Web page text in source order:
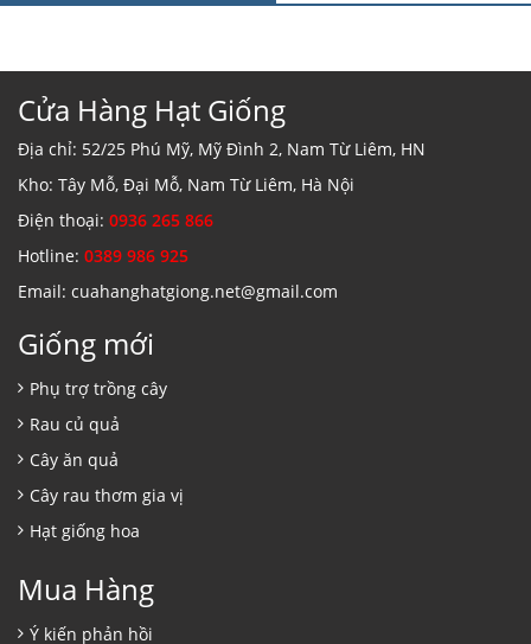
Cửa Hàng Hạt Giống
Địa chỉ: 52/25 Phú Mỹ, Mỹ Đình 2, Nam Từ Liêm, HN
Kho: Tây Mỗ, Đại Mỗ, Nam Từ Liêm, Hà Nội
Điện thoại: 0936 265 866
Hotline: 0389 986 925
Email: cuahanghatgiong.net@gmail.com
Giống mới
Phụ trợ trồng cây
Rau củ quả
Cây ăn quả
Cây rau thơm gia vị
Hạt giống hoa
Mua Hàng
Ý kiến phản hồi